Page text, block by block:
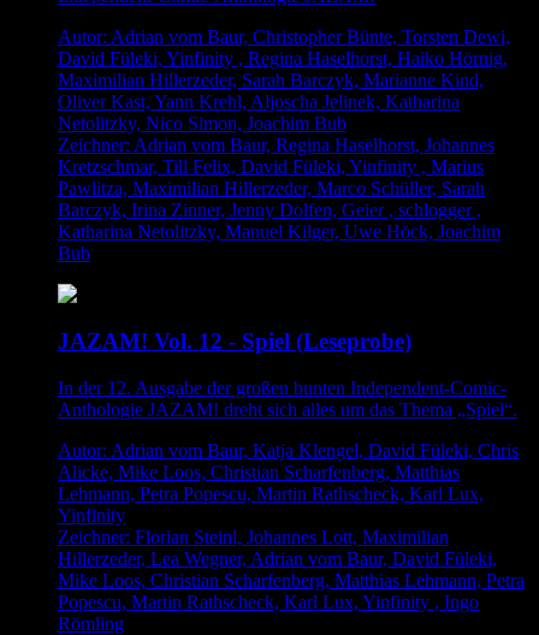
Autor: Adrian vom Baur, Christopher Bünte, Torsten Dewi,
David Füleki, Yinfinity , Regina Haselhorst, Haiko Hörnig,
Maximilian Hillerzeder, Sarah Barczyk, Marianne Kind,
Oliver Kast, Yann Krehl, Aljoscha Jelinek, Katharina
Netolitzky, Nico Simon, Joachim Bub
Zeichner: Adrian vom Baur, Regina Haselhorst, Johannes
Kretzschmar, Till Felix, David Füleki, Yinfinity , Marius
Pawlitza, Maximilian Hillerzeder, Marco Schüller, Sarah
Barczyk, Irina Zinner, Jenny Dolfen, Geier , schlogger ,
Katharina Netolitzky, Manuel Kilger, Uwe Höck, Joachim
Bub
JAZAM! Vol. 12 - Spiel (Leseprobe)
In der 12. Ausgabe der großen bunten Independent-Comic-
Anthologie JAZAM! dreht sich alles um das Thema „Spiel“.
Autor: Adrian vom Baur, Katja Klengel, David Füleki, Chris
Alicke, Mike Loos, Christian Scharfenberg, Matthias
Lehmann, Petra Popescu, Martin Rathscheck, Karl Lux,
Yinfinity
Zeichner: Florian Steinl, Johannes Lott, Maximilian
Hillerzeder, Lea Wegner, Adrian vom Baur, David Füleki,
Mike Loos, Christian Scharfenberg, Matthias Lehmann, Petra
Popescu, Martin Rathscheck, Karl Lux, Yinfinity , Ingo
Römling